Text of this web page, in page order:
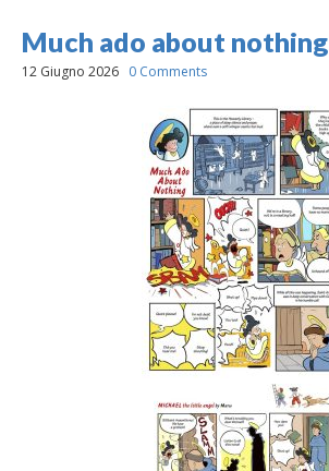
Much ado about nothing
12 Giugno 2026 0 Comments